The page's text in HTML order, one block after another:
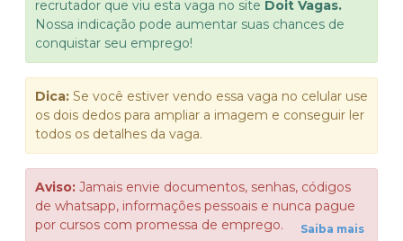
recrutador que viu esta vaga no site Doit Vagas.
Nossa indicação pode aumentar suas chances de
conquistar seu emprego!
Dica: Se você estiver vendo essa vaga no celular use
os dois dedos para ampliar a imagem e conseguir ler
todos os detalhes da vaga.
Aviso: Jamais envie documentos, senhas, códigos
de whatsapp, informações pessoais e nunca pague
por cursos com promessa de emprego.
Saiba mais